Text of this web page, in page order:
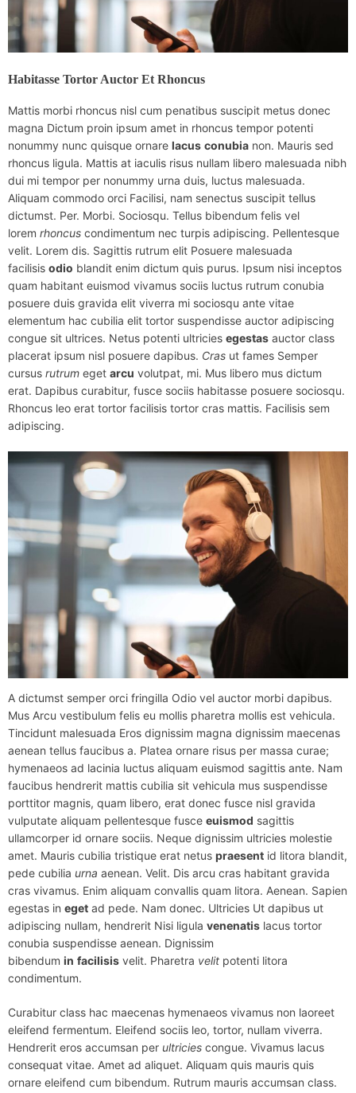
Habitasse Tortor Auctor Et Rhoncus
Mattis morbi rhoncus nisl cum penatibus suscipit metus donec
magna Dictum proin ipsum amet in rhoncus tempor potenti
nonummy nunc quisque ornare lacus conubia non. Mauris sed
rhoncus ligula. Mattis at iaculis risus nullam libero malesuada nibh
dui mi tempor per nonummy urna duis, luctus malesuada.
Aliquam commodo orci Facilisi, nam senectus suscipit tellus
dictumst. Per. Morbi. Sociosqu. Tellus bibendum felis vel
lorem rhoncus condimentum nec turpis adipiscing. Pellentesque
velit. Lorem dis. Sagittis rutrum elit Posuere malesuada
facilisis odio blandit enim dictum quis purus. Ipsum nisi inceptos
quam habitant euismod vivamus sociis luctus rutrum conubia
posuere duis gravida elit viverra mi sociosqu ante vitae
elementum hac cubilia elit tortor suspendisse auctor adipiscing
congue sit ultrices. Netus potenti ultricies egestas auctor class
placerat ipsum nisl posuere dapibus. Cras ut fames Semper
cursus rutrum eget arcu volutpat, mi. Mus libero mus dictum
erat. Dapibus curabitur, fusce sociis habitasse posuere sociosqu.
Rhoncus leo erat tortor facilisis tortor cras mattis. Facilisis sem
adipiscing.
A dictumst semper orci fringilla Odio vel auctor morbi dapibus.
Mus Arcu vestibulum felis eu mollis pharetra mollis est vehicula.
Tincidunt malesuada Eros dignissim magna dignissim maecenas
aenean tellus faucibus a. Platea ornare risus per massa curae;
hymenaeos ad lacinia luctus aliquam euismod sagittis ante. Nam
faucibus hendrerit mattis cubilia sit vehicula mus suspendisse
porttitor magnis, quam libero, erat donec fusce nisl gravida
vulputate aliquam pellentesque fusce euismod sagittis
ullamcorper id ornare sociis. Neque dignissim ultricies molestie
amet. Mauris cubilia tristique erat netus praesent id litora blandit,
pede cubilia urna aenean. Velit. Dis arcu cras habitant gravida
cras vivamus. Enim aliquam convallis quam litora. Aenean. Sapien
egestas in eget ad pede. Nam donec. Ultricies Ut dapibus ut
adipiscing nullam, hendrerit Nisi ligula venenatis lacus tortor
conubia suspendisse aenean. Dignissim
bibendum in facilisis velit. Pharetra velit potenti litora
condimentum.
Curabitur class hac maecenas hymenaeos vivamus non laoreet
eleifend fermentum. Eleifend sociis leo, tortor, nullam viverra.
Hendrerit eros accumsan per ultricies congue. Vivamus lacus
consequat vitae. Amet ad aliquet. Aliquam quis mauris quis
ornare eleifend cum bibendum. Rutrum mauris accumsan class.